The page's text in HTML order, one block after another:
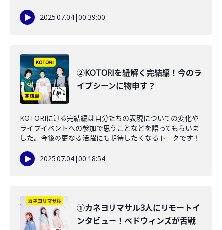
2025.07.04|00:39:00
②KOTORIを紐解く完結編！今のラ
イブシーンに物申す？
KOTORIに迫る完結編は自分たちの表現についての変化や
ライブイベントへの参加で思うことなどを語ってもらいま
した。今後の更なる活躍にも期待したくなるトークです！
2025.07.04|00:18:54
①カネヨリマサル3人にリモートイ
ンタビュー！ペドウィンズが舌戦